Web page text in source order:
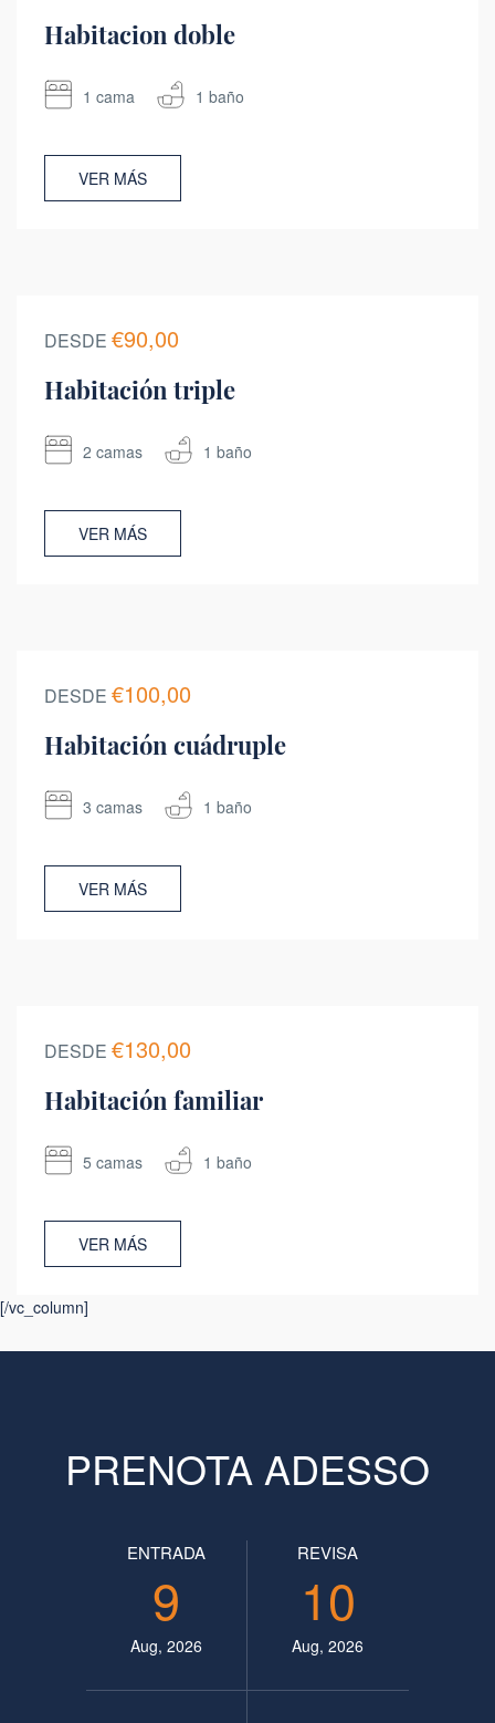
Habitacion doble
1 cama 1 baño
VER MÁS
DESDE €90,00
Habitación triple
2 camas 1 baño
VER MÁS
DESDE €100,00
Habitación cuádruple
3 camas 1 baño
VER MÁS
DESDE €130,00
Habitación familiar
5 camas 1 baño
VER MÁS
[/vc_column]
PRENOTA ADESSO
ENTRADA
9
Aug, 2026
REVISA
10
Aug, 2026